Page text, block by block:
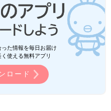
た情報を毎日お届け
使える無料アプリ
ロード